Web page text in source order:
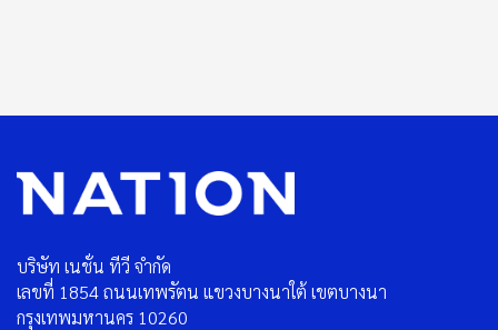
บริษัท เนชั่น ทีวี จำกัด
เลขที่ 1854 ถนนเทพรัตน แขวงบางนาใต้ เขตบางนา
กรุงเทพมหานคร 10260